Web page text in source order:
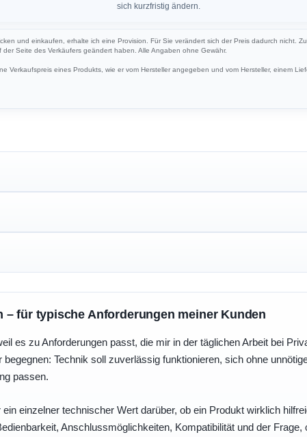
sich kurzfristig ändern.
und einkaufen, erhalte ich eine Provision. Für Sie verändert sich der Preis dadurch nicht.
Seite des Verkäufers geändert haben. Alle Angaben ohne Gewähr.
Verkaufspreis eines Produkts, wie er vom Hersteller angegeben und vom Hersteller, einem
– für typische Anforderungen meiner Kunden
es zu Anforderungen passt, die mir in der täglichen Arbeit bei
Technik soll zuverlässig funktionieren, sich ohne
passen.
einzelner technischer Wert darüber, ob ein Produkt wirklich
Anschlussmöglichkeiten, Kompatibilität und der